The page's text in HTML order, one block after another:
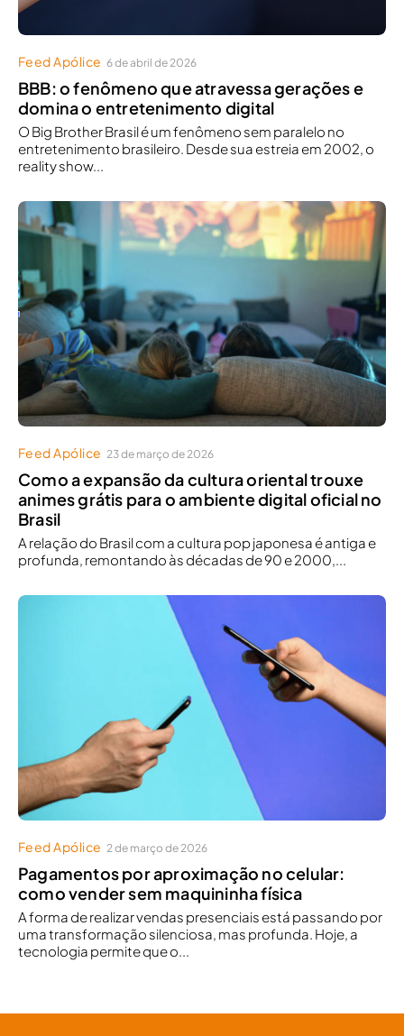
Feed Apólice 6 de abril de 2026
BBB: o fenômeno que atravessa gerações e
domina o entretenimento digital
O Big Brother Brasil é um fenômeno sem paralelo no
entretenimento brasileiro. Desde sua estreia em 2002, o
reality show...
Feed Apólice 23 de março de 2026
Como a expansão da cultura oriental trouxe
animes grátis para o ambiente digital oficial no
Brasil
A relação do Brasil com a cultura pop japonesa é antiga e
profunda, remontando às décadas de 90 e 2000,...
Feed Apólice 2 de março de 2026
Pagamentos por aproximação no celular:
como vender sem maquininha física
A forma de realizar vendas presenciais está passando por
uma transformação silenciosa, mas profunda. Hoje, a
tecnologia permite que o...